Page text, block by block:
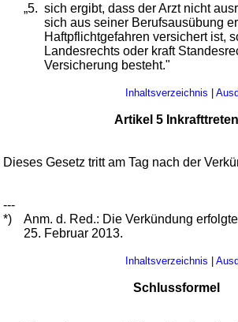
„5. sich ergibt, dass der Arzt nicht
sich aus seiner Berufsausübung
Haftpflichtgefahren versichert ist,
Landesrechts oder kraft
Versicherung besteht."
Inhaltsverzeichnis |
Artikel 5 Inkrafttreten
Dieses Gesetz tritt am Tag nach der
---
*)
Anm. d. Red.: Die Verkündung
25. Februar 2013.
Inhaltsverzeichnis |
Schlussformel